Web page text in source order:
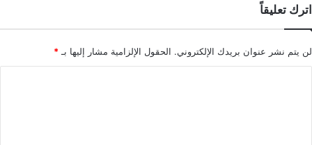
اترك تعليقاً
لن يتم نشر عنوان بريدك الإلكتروني. الحقول الإلزامية مشار إليها بـ *